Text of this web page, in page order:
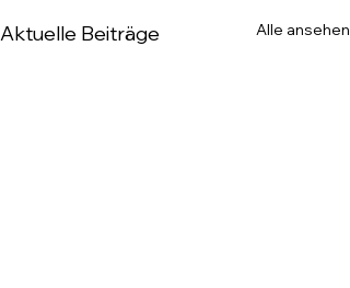
Aktuelle Beiträge Alle ansehen